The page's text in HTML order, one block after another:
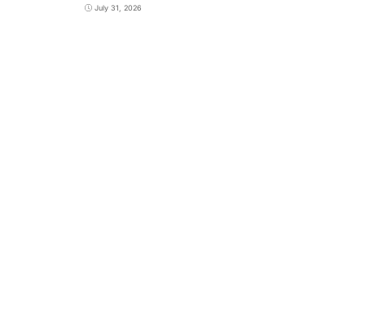
July 31, 2026